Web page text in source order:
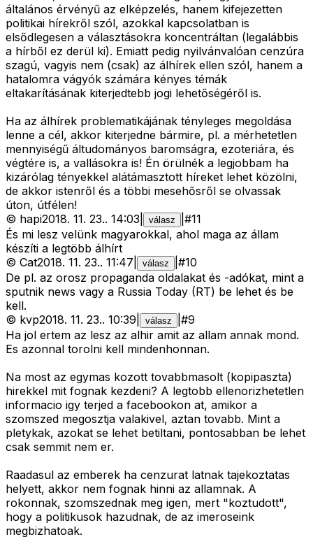
általános érvényű az elképzelés, hanem kifejezetten
politikai hírekről szól, azokkal kapcsolatban is
elsődlegesen a választásokra koncentráltan (legalábbis
a hírből ez derül ki). Emiatt pedig nyilvánvalóan cenzúra
szagú, vagyis nem (csak) az álhírek ellen szól, hanem a
hatalomra vágyók számára kényes témák
eltakarításának kiterjedtebb jogi lehetőségéről is.
Ha az álhírek problematikájának tényleges megoldása
lenne a cél, akkor kiterjedne bármire, pl. a mérhetetlen
mennyiségű áltudományos baromságra, ezoteriára, és
végtére is, a vallásokra is! Én örülnék a legjobbam ha
kizárólag tényekkel alátámasztott híreket lehet közölni,
de akkor istenről és a többi mesehősről se olvassak
úton, útfélen!
© hapi2018. 11. 23.. 14:03 válasz #11
És mi lesz velünk magyarokkal, ahol maga az állam
készíti a legtöbb álhírt
© Cat2018. 11. 23.. 11:47 válasz #10
De pl. az orosz propaganda oldalakat és -adókat, mint a
sputnik news vagy a Russia Today (RT) be lehet és be
kell.
© kvp2018. 11. 23.. 10:39 válasz #9
Ha jol ertem az lesz az alhir amit az allam annak mond.
Es azonnal torolni kell mindenhonnan.
Na most az egymas kozott tovabbmasolt (kopipaszta)
hirekkel mit fognak kezdeni? A legtobb ellenorizhetetlen
informacio igy terjed a facebookon at, amikor a
szomszed megosztja valakivel, aztan tovabb. Mint a
pletykak, azokat se lehet betiltani, pontosabban be lehet
csak semmit nem er.
Raadasul az emberek ha cenzurat latnak tajekoztatas
helyett, akkor nem fognak hinni az allamnak. A
rokonnak, szomszednak meg igen, mert "koztudott",
hogy a politikusok hazudnak, de az imeroseink
megbizhatoak.